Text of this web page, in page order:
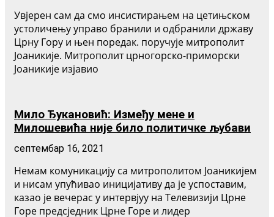
Увјерен сам да смо инсистирањем на цетињском
устоличењу управо бранили и одбранили државу
Црну Гору и њен поредак. поручује митрополит
Јоаникије. Митрополит црногорско-приморски
Јоаникије изјавио
Мило Ђукановић: Између мене и
Милошевића није било политичке љубави
септембар 16, 2021
Немам комуникацију са митрополитом Јоаникијем
и нисам упућивао иницијативу да је успоставим,
казао је вечерас у интервјуу на Телевизији Црне
Горе предсједник Црне Горе и лидер